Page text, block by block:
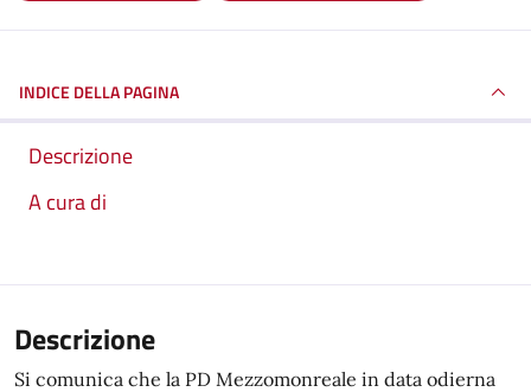
INDICE DELLA PAGINA
Descrizione
A cura di
Descrizione
Si comunica che la PD Mezzomonreale in data odierna